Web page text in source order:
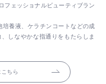
フェッショナルビューティブラン
養液、ケラチンコートなどの成
しなやかな指通りをもたらしま
ちら